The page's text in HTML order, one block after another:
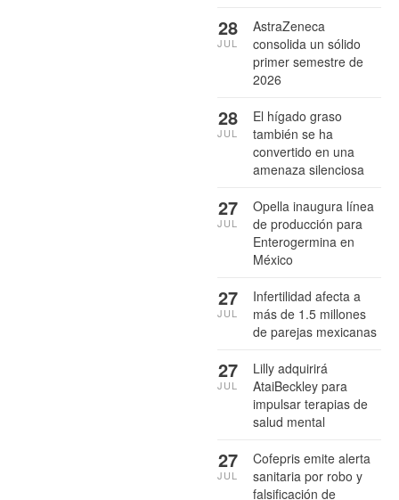
AstraZeneca
consolida un sólido
primer semestre de
2026
28
JUL
El hígado graso
también se ha
convertido en una
amenaza silenciosa
28
JUL
Opella inaugura línea
de producción para
Enterogermina en
México
27
JUL
Infertilidad afecta a
más de 1.5 millones
de parejas mexicanas
27
JUL
Lilly adquirirá
AtaiBeckley para
impulsar terapias de
salud mental
27
JUL
Cofepris emite alerta
sanitaria por robo y
falsificación de
27
JUL